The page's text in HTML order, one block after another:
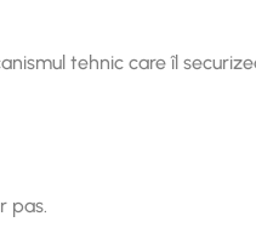
tehnic care îl
pas.